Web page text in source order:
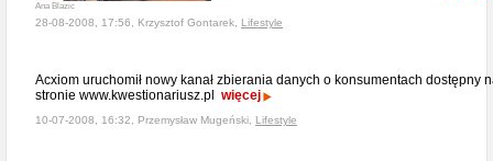
Ana Blazic
28-08-2008, 17:56, Krzysztof Gontarek, Lifestyle
Acxiom uruchomił nowy kanał zbierania danych o konsumentach dostępny
stronie www.kwestionariusz.pl więcej
10-07-2008, 16:32, Przemysław Mugeński, Lifestyle